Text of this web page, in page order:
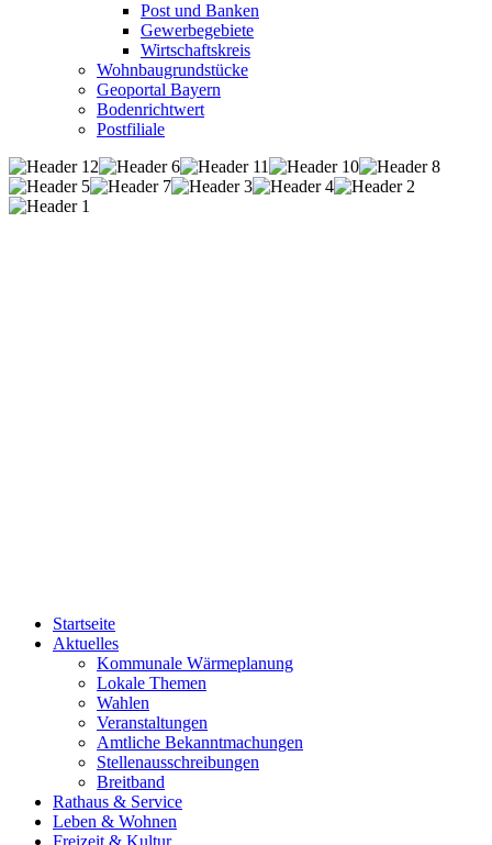
Post und Banken
Gewerbegebiete
Wirtschaftskreis
Wohnbaugrundstücke
Geoportal Bayern
Bodenrichtwert
Postfiliale
Startseite
Aktuelles
Kommunale Wärmeplanung
Lokale Themen
Wahlen
Veranstaltungen
Amtliche Bekanntmachungen
Stellenausschreibungen
Breitband
Rathaus & Service
Leben & Wohnen
Freizeit & Kultur